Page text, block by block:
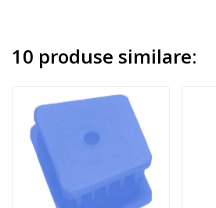
10 produse similare: